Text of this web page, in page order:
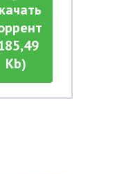
Kb)